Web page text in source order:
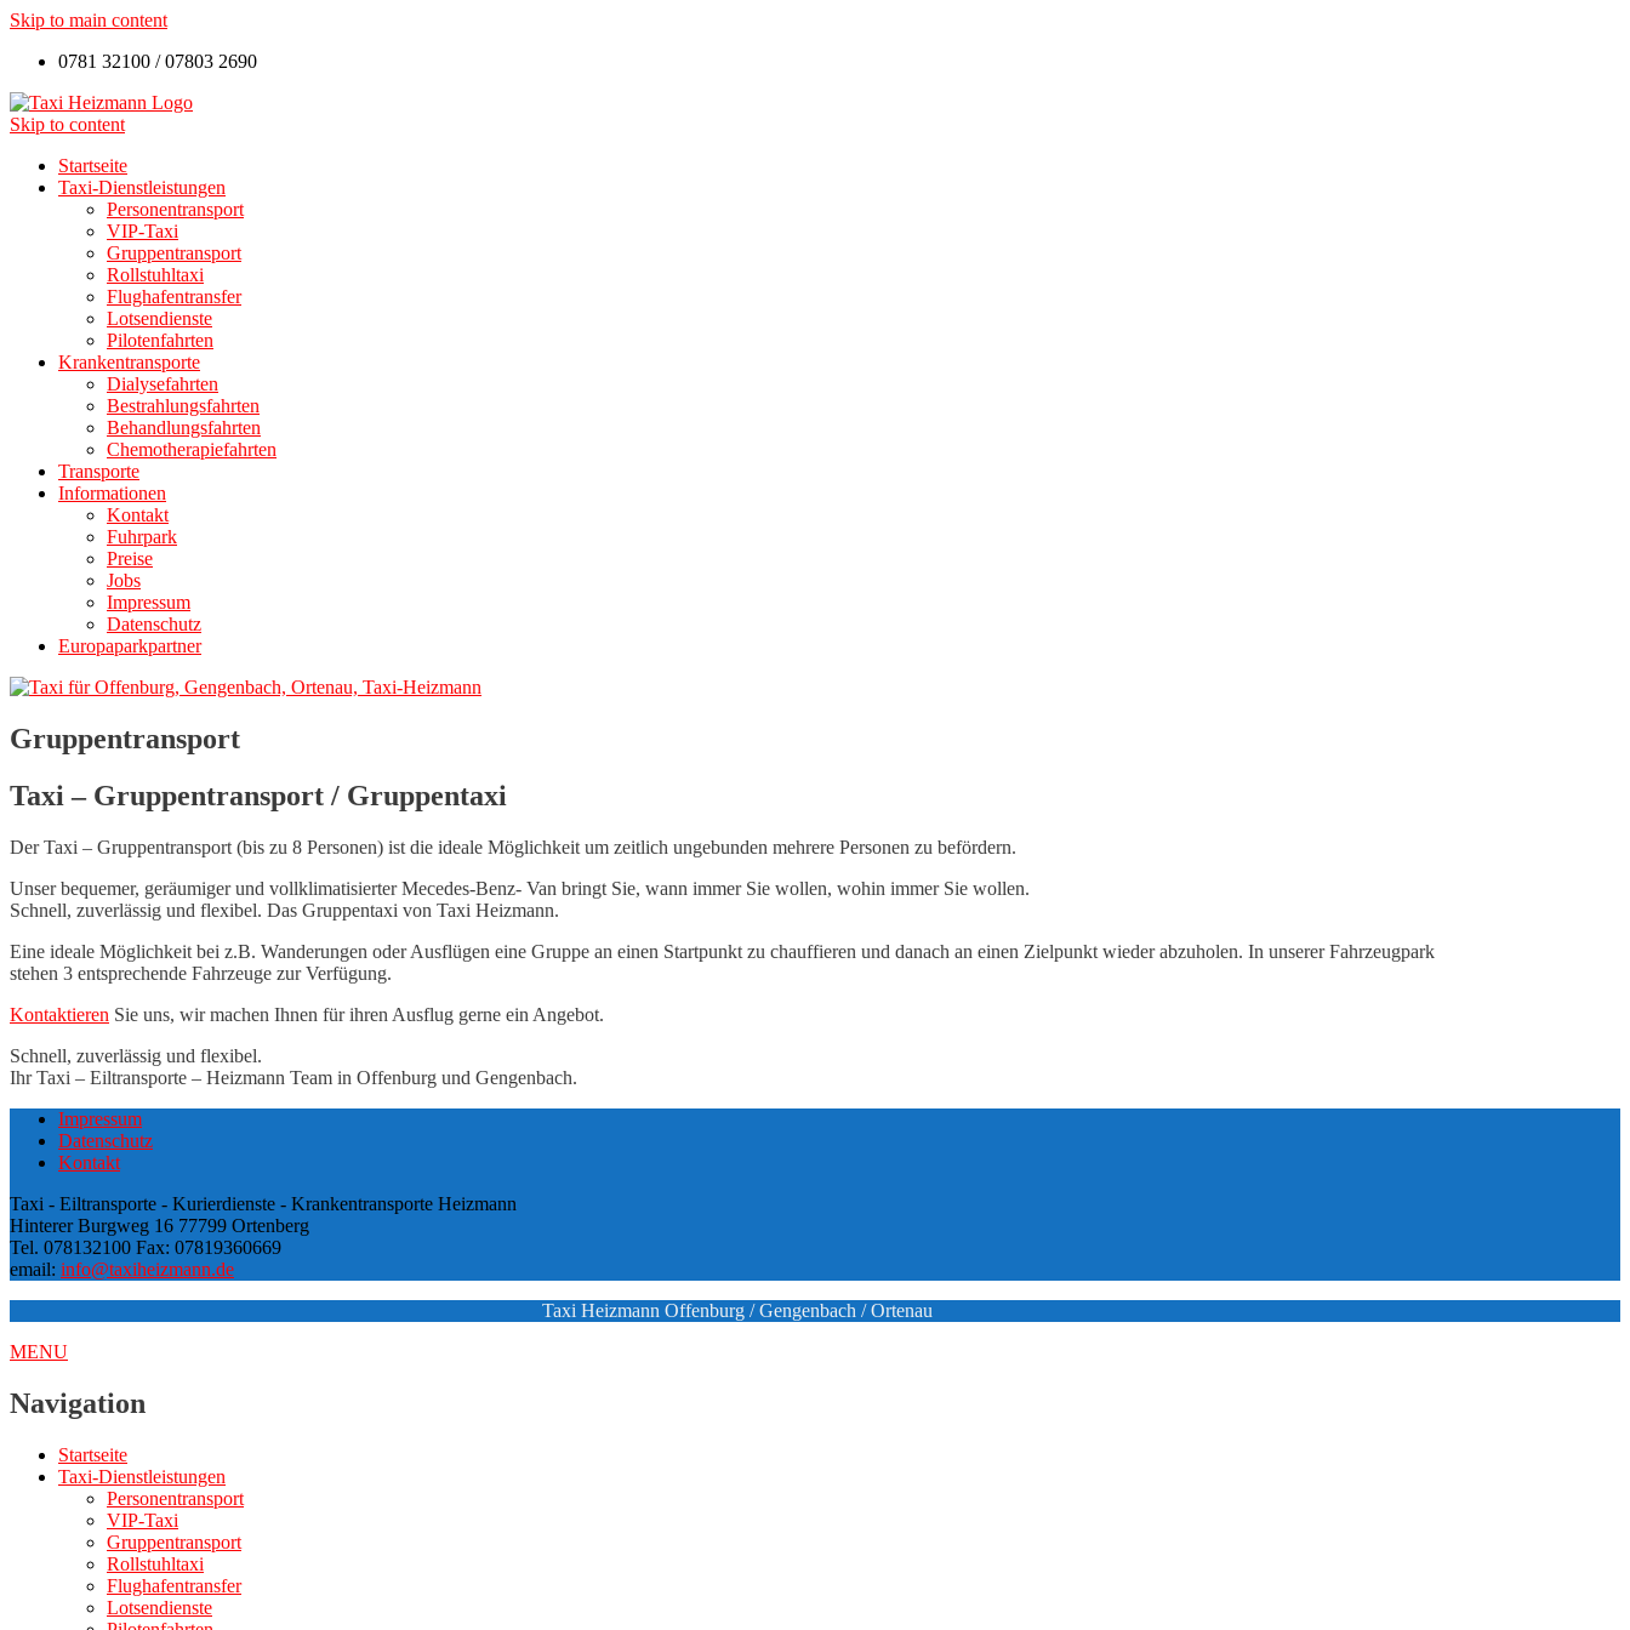
Skip to main content
0781 32100 / 07803 2690
Skip to content
Startseite
Taxi-Dienstleistungen
Personentransport
VIP-Taxi
Gruppentransport
Rollstuhltaxi
Flughafentransfer
Lotsendienste
Pilotenfahrten
Krankentransporte
Dialysefahrten
Bestrahlungsfahrten
Behandlungsfahrten
Chemotherapiefahrten
Transporte
Informationen
Kontakt
Fuhrpark
Preise
Jobs
Impressum
Datenschutz
Europaparkpartner
Gruppentransport
Taxi – Gruppentransport / Gruppentaxi
Der Taxi – Gruppentransport (bis zu 8 Personen) ist die ideale Möglichkeit um zeitlich ungebunden mehrere Personen zu befördern.
Unser bequemer, geräumiger und vollklimatisierter Mecedes-Benz- Van bringt Sie, wann immer Sie wollen, wohin immer Sie wollen.
Schnell, zuverlässig und flexibel. Das Gruppentaxi von Taxi Heizmann.
Eine ideale Möglichkeit bei z.B. Wanderungen oder Ausflügen eine Gruppe an einen Startpunkt zu chauffieren und danach an einen Zielpunkt wieder abzuholen. In unserer Fahrzeugpark
stehen 3 entsprechende Fahrzeuge zur Verfügung.
Kontaktieren Sie uns, wir machen Ihnen für ihren Ausflug gerne ein Angebot.
Schnell, zuverlässig und flexibel.
Ihr Taxi – Eiltransporte – Heizmann Team in Offenburg und Gengenbach.
Impressum
Datenschutz
Kontakt
Taxi - Eiltransporte - Kurierdienste - Krankentransporte Heizmann
Hinterer Burgweg 16 77799 Ortenberg
Tel. 078132100 Fax: 07819360669
email: info@taxiheizmann.de
Taxi Heizmann Offenburg / Gengenbach / Ortenau
MENU
Navigation
Startseite
Taxi-Dienstleistungen
Personentransport
VIP-Taxi
Gruppentransport
Rollstuhltaxi
Flughafentransfer
Lotsendienste